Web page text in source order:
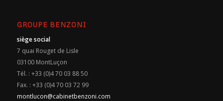
GROUPE BENZONI
siège social
7 quai Rouget de Lisle
03100 MontLuçon
Tél. : +33 (0)4 70 03 88 50
Fax. : +33 (0)4 70 03 72 99
montlucon@cabinetbenzoni.com